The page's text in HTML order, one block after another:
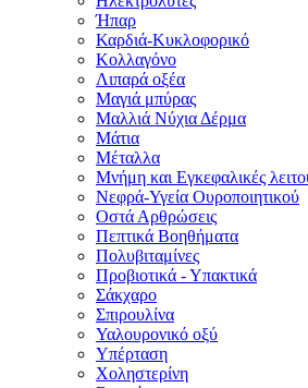
Ήπαρ
Καρδιά-Κυκλοφορικό
Κολλαγόνο
Λιπαρά οξέα
Μαγιά μπύρας
Μαλλιά Νύχια Δέρμα
Μάτια
Μέταλλα
Μνήμη και Εγκεφαλικές
Νεφρά-Υγεία Ουροποιητικού
Οστά Αρθρώσεις
Πεπτικά Βοηθήματα
Πολυβιταμίνες
Προβιοτικά - Υπακτικά
Σάκχαρο
Σπιρουλίνα
Υαλουρονικό οξύ
Υπέρταση
Χοληστερίνη